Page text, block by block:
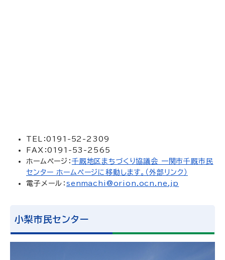
TEL：0191-52-2309
FAX：0191-53-2565
ホームページ： 千厩地区まちづくり協議会 一関市千厩市民
センター ホームページに移動します。（外部リンク）
電子メール：senmachi@orion.ocn.ne.jp
小梨市民センター